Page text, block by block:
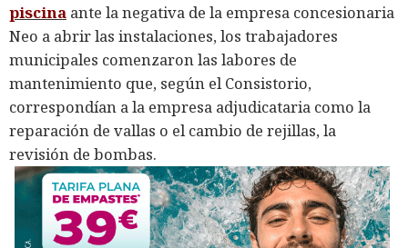
piscina ante la negativa de la empresa concesionaria
Neo a abrir las instalaciones, los trabajadores
municipales comenzaron las labores de
mantenimiento que, según el Consistorio,
correspondían a la empresa adjudicataria como la
reparación de vallas o el cambio de rejillas, la
revisión de bombas.